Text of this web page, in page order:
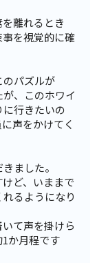
離れるとき
を視覚的に確
のパズルが
、このホワイ
に行きたいの
声をかけてく
ました。
ど、いままで
るようになり
て声を掛けら
か月程です